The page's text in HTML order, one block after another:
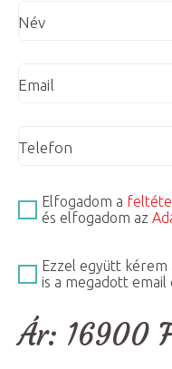
Név
Email
Telefon
Elfogadom a
és elfogadom az
Ezzel együtt kérem
is a megadott email
Ár: 16900